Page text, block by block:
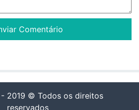
2019 © Todos os direitos
reservados